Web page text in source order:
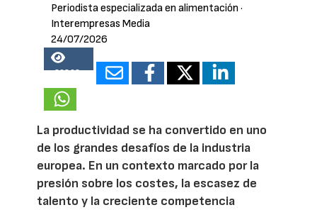
Periodista especializada en alimentación ·
Interempresas Media
24/07/2026
20868
La productividad se ha convertido en uno
de los grandes desafíos de la industria
europea. En un contexto marcado por la
presión sobre los costes, la escasez de
talento y la creciente competencia